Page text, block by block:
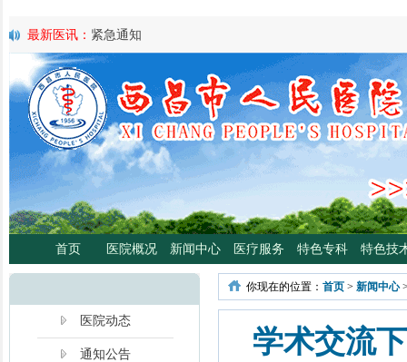
最新医讯： 紧急通知
最新医讯：好消息！四川大学华西医院泌尿外科专家魏强教授来院
最新医讯：西昌市人民总医院携手省科学普及专委会开展卫生下乡
宣传活动
最新医讯：
西昌市人民医院耳鼻咽喉头颈外科将于3月3日开展“全国
日”义诊活动
最新医讯： 重磅消息！2月21日起，四川大学华西医院泌尿外科魏强
将定期到西昌市人民医院开展门诊、手术
最新医讯：
西昌市人民医院胃肠肿瘤专病门诊开诊！
最新医讯：西昌市人民医院开展日间蓝光治疗门诊 轻度“小黄人”，
分离、不住院就能照蓝光啦！
最新医讯：
好消息！西昌市人民医院高压氧舱运行啦
最新医讯：【义诊预告】西昌市人民医院大型义诊活动，5月7日约
最新医讯：凉山各医院2年跑出“加速度”，9月再迎华西胸外专家
首页 医院概况 新闻中心 医疗服务 特色专科 特色技
医院动态
通知公告
你现在的位置： 首页 > 新闻中心
学术交流